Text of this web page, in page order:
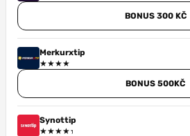
BONUS 300 KČ
Merkurxtip
BONUS 500KČ
Synottip